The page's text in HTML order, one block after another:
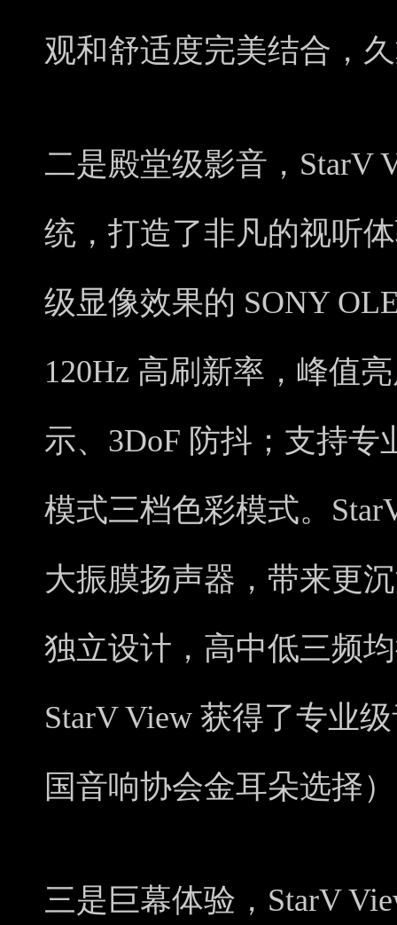
观和舒适度完美结合，
二是殿堂级影音，StarV
统，打造了非凡的视听
级显像效果的 SONY
120Hz 高刷新率，峰值
示、3DoF 防抖；支持
模式三档色彩模式。
大振膜扬声器，带来更
独立设计，高中低三频
StarV View 获得了专业
国音响协会金耳朵选择
三是巨幕体验，StarV